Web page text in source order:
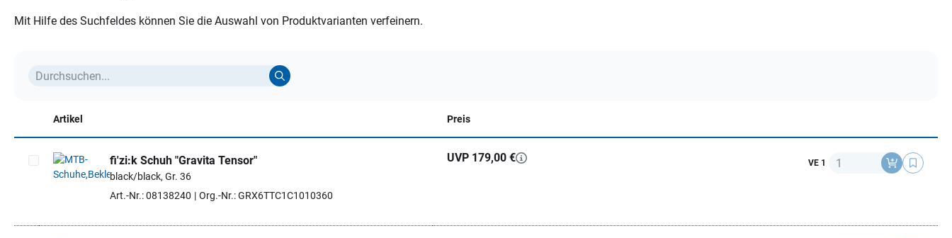
Mit Hilfe des Suchfeldes können Sie die Auswahl von Produktvarianten verfeinern.
Artikel Preis
Artikel auswählen
fi'zi:k Schuh "Gravita Tensor"
black/black, Gr. 36
Art.-Nr.: 08138240
Org.-Nr.: GRX6TTC1C1010360
UVP 179,00 € VE 1 Anzahl